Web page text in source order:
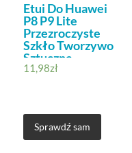
Etui Do Huawei
P8 P9 Lite
Przezroczyste
Szkło Tworzywo
Sztuczne
11,98zł
Sprawdź sam